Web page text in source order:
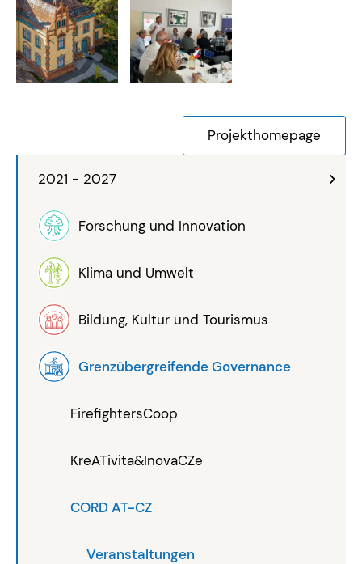
2021 - 2027
Forschung und Innovation
Klima und Umwelt
Bildung, Kultur und Tourismus
Grenzübergreifende Governance
FirefightersCoop
KreATivita&InovaCZe
CORD AT-CZ
Veranstaltungen
Projekthomepage